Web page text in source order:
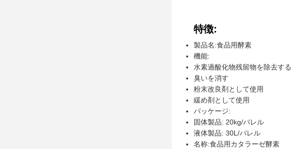
特徴:
製品名:食品用酵素
機能:
水素過酸化物残留物を除去する
臭いを消す
粉末改良剤として使用
緩め剤として使用
パッケージ:
固体製品: 20kg/バレル
液体製品: 30L/バレル
名称:食品用カタラーゼ酵素